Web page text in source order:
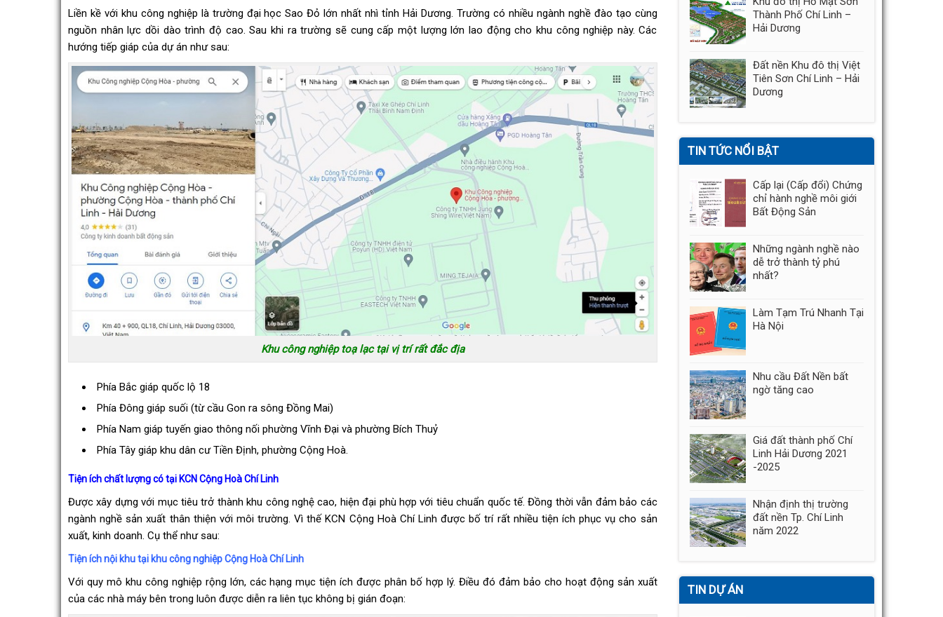
Liền kề với khu công nghiệp là trường đại học Sao Đỏ lớn nhất nhì tỉnh Hải Dương. Trường có nhiều ngành nghề đào tạo cùng
nguồn nhân lực dồi dào trình độ cao. Sau khi ra trường sẽ cung cấp một lượng lớn lao động cho khu công nghiệp này. Các
hướng tiếp giáp của dự án như sau:
Khu công nghiệp toạ lạc tại vị trí rất đắc địa
Phía Bắc giáp quốc lộ 18
Phía Đông giáp suối (từ cầu Gon ra sông Đồng Mai)
Phía Nam giáp tuyến giao thông nối phường Vĩnh Đại và phường Bích Thuỷ
Phía Tây giáp khu dân cư Tiền Định, phường Cộng Hoà.
Tiện ích chất lượng có tại KCN Cộng Hoà Chí Linh
Được xây dựng với mục tiêu trở thành khu công nghệ cao, hiện đại phù hợp với tiêu chuẩn quốc tế. Đồng thời vẫn đảm bảo các
ngành nghề sản xuất thân thiện với môi trường. Vì thế KCN Cộng Hoà Chí Linh được bố trí rất nhiều tiện ích phục vụ cho sản
xuất, kinh doanh. Cụ thể như sau:
Tiện ích nội khu tại khu công nghiệp Cộng Hoà Chí Linh
Với quy mô khu công nghiệp rộng lớn, các hạng mục tiện ích được phân bố hợp lý. Điều đó đảm bảo cho hoạt động sản xuất
của các nhà máy bên trong luôn được diễn ra liên tục không bị gián đoạn:
Thành Phố Chí Linh –
Hải Dương
Đất nền Khu đô thị Việt
Tiên Sơn Chí Linh – Hải
Dương
TIN TỨC NỔI BẬT
Cấp lại (Cấp đổi) Chứng
chỉ hành nghề môi giới
Bất Động Sản
Những ngành nghề nào
dễ trở thành tỷ phú
nhất?
Làm Tạm Trú Nhanh Tại
Hà Nội
Nhu cầu Đất Nền bất
ngờ tăng cao
Giá đất thành phố Chí
Linh Hải Dương 2021
-2025
Nhận định thị trường
đất nền Tp. Chí Linh
năm 2022
TIN DỰ ÁN